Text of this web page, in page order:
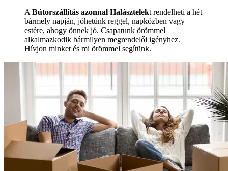
A Bútorszállítás azonnal Halásztelekt rendelheti a hét
bármely napján, jöhetünk reggel, napközben vagy
estére, ahogy önnek jó. Csapatunk örömmel
alkalmazkodik bármilyen megrendelői igényhez.
Hívjon minket és mi örömmel segítünk.